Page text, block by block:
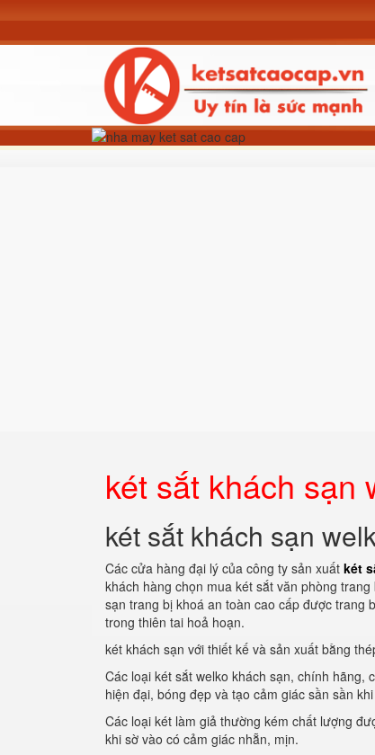
két sắt khách sạn
két sắt khách sạn
Các cửa hàng đại lý của công ty sản xuất két
khách hàng chọn mua két sắt văn phòng
sạn trang bị khoá an toàn cao cấp được
trong thiên tai hoả hoạn.
két khách sạn với thiết kế và sản xuất bằng
Các loại két sắt welko khách sạn, chính
hiện đại, bóng đẹp và tạo cảm giác sần sần
Các loại két làm giả thường kém chất lượng
khi sờ vào có cảm giác nhẵn, mịn.